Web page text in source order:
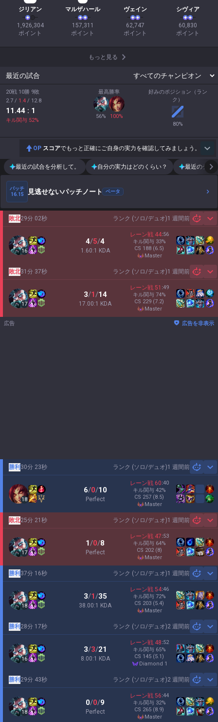
ジリアン
1,926,304
ポイント
マルザハール
157,311
ポイント
ヴェイン
62,747
ポイント
シヴィア
60,830
ポイント
もっと見る
最近の試合
20戦 10勝 9敗
2.7 / 1.4 / 12.8
11.44 : 1
キル関与 52%
最高勝率
56% 100%
好みのポジション（ラン
ク）
80%
OP スコアでもっと正確にご自身の実力を確認してみましょう。
最近の試合を分析して。 自分の実力はどのくらい？ 最近のチー
パッチ
16.15
見逃せないパッチノート ベータ
ランク (ソロ/デュオ)1 週間前
敗北29分 02秒
16
4/5/4
1.60:1 KDA
レーン戦 44:56
キル関与 33%
CS 188 (6.5)
master
ランク (ソロ/デュオ)1 週間前
敗北31分 37秒
17
3/1/14
17.00:1 KDA
レーン戦 51 :49
キル関与 74%
CS 229 (7.2)
master
広告 広告を非表示
ランク (ソロ/デュオ)1 週間前
勝利 30分 23秒
18
6/0/10
Perfect
レーン戦 60:40
キル関与 42%
CS 257 (8.5)
master
ランク (ソロ/デュオ)1 週間前
敗北25分 21秒
17
1/0/8
Perfect
レーン戦 47:53
キル関与 64%
CS 202 (8)
master
ランク (ソロ/デュオ)1 週間前
勝利 37分 16秒
18
3/1/35
38.00:1 KDA
レーン戦 54:46
キル関与 72%
CS 203 (5.4)
master
ランク (ソロ/デュオ)2 週間前
勝利 28分 17秒
16
3/3/21
8.00:1 KDA
レーン戦 48:52
キル関与 65%
CS 145 (5.1)
diamond 1
ランク (ソロ/デュオ)2 週間前
勝利 29分 43秒
18
0/0/9
Perfect
レーン戦 56:44
キル関与 32%
CS 265 (8.9)
master